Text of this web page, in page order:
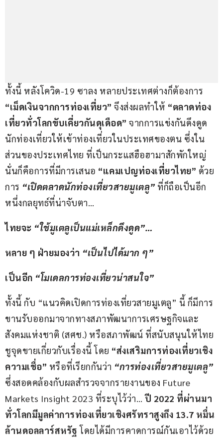
ทั้งนี้ หลังโควิด-19 ซาลง หลายประเทศต่างก็ต้องการ
“เม็ดเงินจากการท่องเที่ยว” จึงส่งผลทำให้ “ตลาดท่อง
เที่ยวทั่วโลกขับเคี่ยวกันดุเดือด” จากการแข่งกันดึงดูด
นักท่องเที่ยวให้เข้าท่องเที่ยวในประเทศของตน ซึ่งใน
ส่วนของประเทศไทย ที่เป็นกระแสฮือฮามาสักพักใหญ่
นั่นก็คือการที่มีการเสนอ “แคมเปญท่องเที่ยวไทย” ด้วย
การ “เปิดตลาดนักท่องเที่ยวสายมูเตลู” ที่ก็ถือเป็นอีก
หนึ่งกลยุทธ์ที่น่าจับตา…
ไทยจะ “ใช้มูเตลูเป็นแม่เหล็กดึงดูด”…
หลาย ๆ ฝ่ายมองว่า “เป็นไปได้มาก ๆ”
เป็นอีก “โมเดลการท่องเที่ยวน่าสนใจ”
ทั้งนี้ กับ “แนวคิดเปิดการท่องเที่ยวสายมูเตลู” นี้ ก็มีการ
ขานรับออกมาจากทางสภาพัฒนาการเศรษฐกิจและ
สังคมแห่งชาติ (สศช.) หรือสภาพัฒน์ ที่สนับสนุนให้ไทย
ชูจุดขายเกี่ยวกับเรื่องนี้ โดย “ส่งเสริมการท่องเที่ยวเชิง
ความเชื่อ” หรือที่เรียกกันว่า “การท่องเที่ยวสายมูเตลู”
ซึ่งสอดคล้องกับผลสำรวจจากรายงานของ Future
Markets Insight 2023 ที่ระบุไว้ว่า… ปี 2022 ที่ผ่านมา
ทั่วโลกมีมูลค่าการท่องเที่ยวเชิงศรัทราสูงถึง 13.7 หมื่น
ล้านดอลลาร์สหรัฐ โดยได้มีการคาดการณ์กันเอาไว้ด้วย